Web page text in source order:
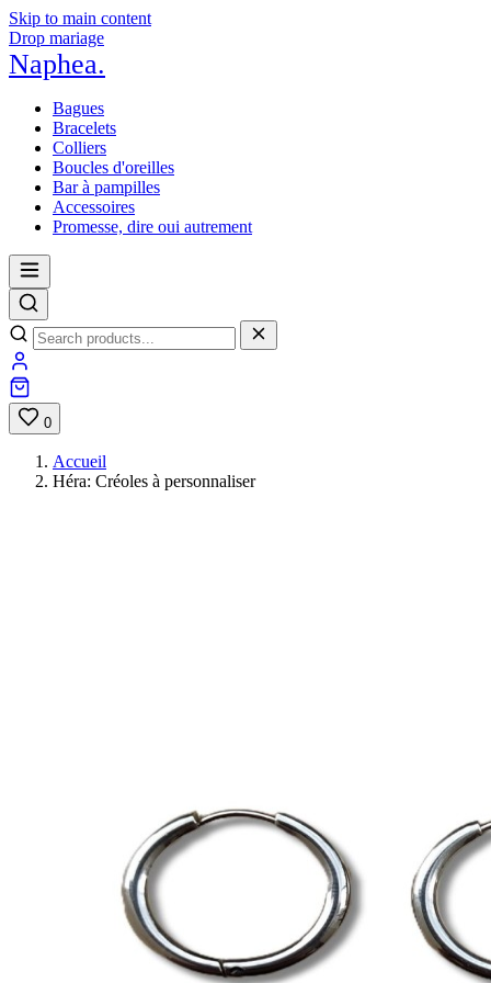
Skip to main content
Drop mariage
Naphea.
Bagues
Bracelets
Colliers
Boucles d'oreilles
Bar à pampilles
Accessoires
Promesse, dire oui autrement
0
Accueil
Héra: Créoles à personnaliser